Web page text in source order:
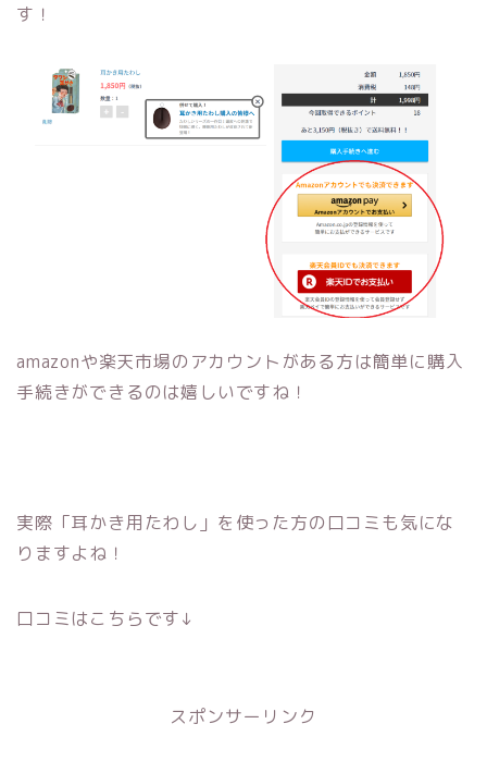
す！
amazonや楽天市場のアカウントがある方は簡単に購入
手続きができるのは嬉しいですね！
実際「耳かき用たわし」を使った方の口コミも気にな
りますよね！
口コミはこちらです↓
スポンサーリンク